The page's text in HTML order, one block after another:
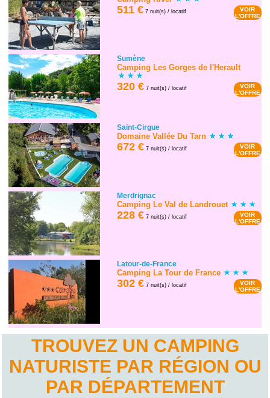
511 € 7 nuit(s) / locatif
VOIR
L'OFFRE
Sumène
Camping Les Gorges de l'Herault
320 € 7 nuit(s) / locatif
VOIR
L'OFFRE
Saint-Cirgue
Domaine Vallée Du Tarn
672 € 7 nuit(s) / locatif
VOIR
L'OFFRE
Merdrignac
Camping Le Val de Landrouet
228 € 7 nuit(s) / locatif
VOIR
L'OFFRE
Latour-de-France
Camping La Tour de France
302 € 7 nuit(s) / locatif
VOIR
L'OFFRE
TROUVEZ UN CAMPING
NATURISTE PAR RÉGION OU
PAR DÉPARTEMENT